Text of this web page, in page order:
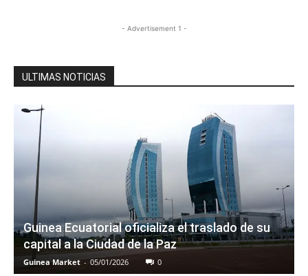
- Advertisement 1 -
ULTIMAS NOTICIAS
Guinea Ecuatorial oficializa el traslado de su
capital a la Ciudad de la Paz
Guinea Market - 05/01/2026 0